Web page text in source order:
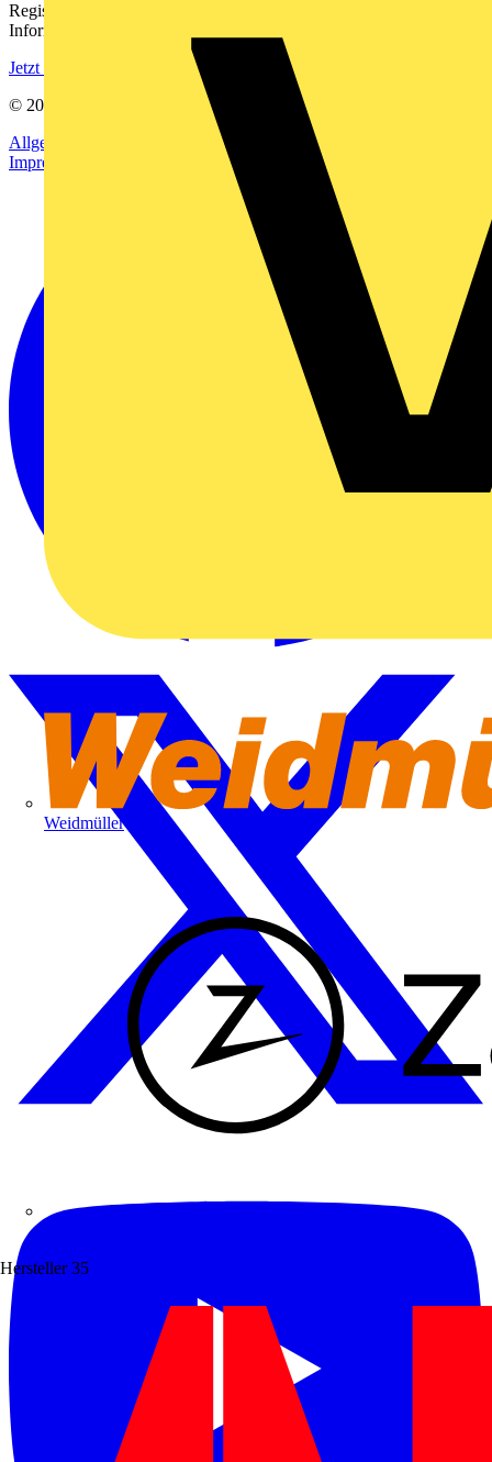
Weidmüller
Hersteller 35
Registrieren Sie sich kostenlos und erhalten Sie stets aktuelle
Informationen aus der Elektroindustrie.
Jetzt registrieren
© 2002-
Allgemeine Geschäftsbedingungen
Datenschutzerklärung
Impressum